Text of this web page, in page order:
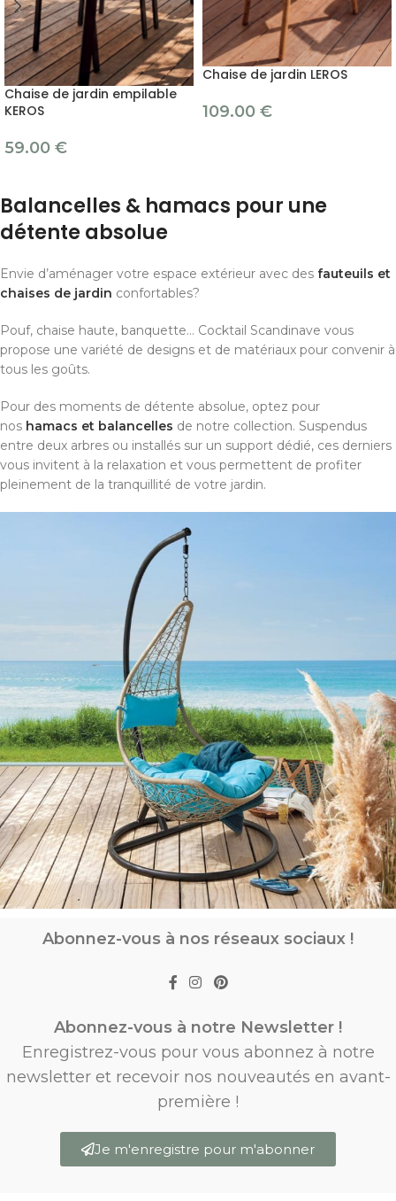
Chaise de jardin empilable
KEROS
59.00 €
Chaise de jardin LEROS
109.00 €
Balancelles & hamacs pour une
détente absolue
Envie d’aménager votre espace extérieur avec des fauteuils et
chaises de jardin confortables?
Pouf, chaise haute, banquette… Cocktail Scandinave vous
propose une variété de designs et de matériaux pour convenir à
tous les goûts.
Pour des moments de détente absolue, optez pour
nos hamacs et balancelles de notre collection. Suspendus
entre deux arbres ou installés sur un support dédié, ces derniers
vous invitent à la relaxation et vous permettent de profiter
pleinement de la tranquillité de votre jardin.
Abonnez-vous à nos réseaux sociaux !
Abonnez-vous à notre Newsletter !
Enregistrez-vous pour vous abonnez à notre
newsletter et recevoir nos nouveautés en avant-
première !
Je m'enregistre pour m'abonner